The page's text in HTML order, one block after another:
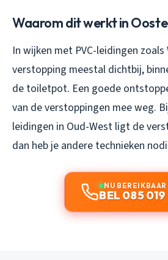
Waarom dit werkt in
In wijken met PVC-leidingen
verstopping meestal dichtbij,
de toiletpot. Een goede
van de verstoppingen mee weg.
leidingen in Oud-West ligt de
dan heb je andere technieken
NU BEREIKBAAR
BEL 085 019